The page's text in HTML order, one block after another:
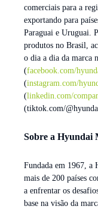
comerciais para a
exportando para
Paraguai e Uruguai.
produtos no Brasil,
o dia a dia da marca
(facebook.com/
(instagram.com/
(linkedin.com/
(tiktok.com/
Sobre a Hyundai
Fundada em 1967, a
mais de 200 países
a enfrentar os
base na visão da